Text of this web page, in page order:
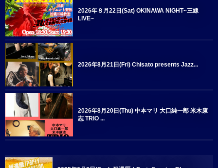
2026年８月22日(Sat) OKINAWA NIGHT~三線
LIVE~
2026年8月21日(Fri) Chisato presents Jazz...
2026年8月20日(Thu) 中本マリ 大口純一郎 米木康
志 TRIO ...